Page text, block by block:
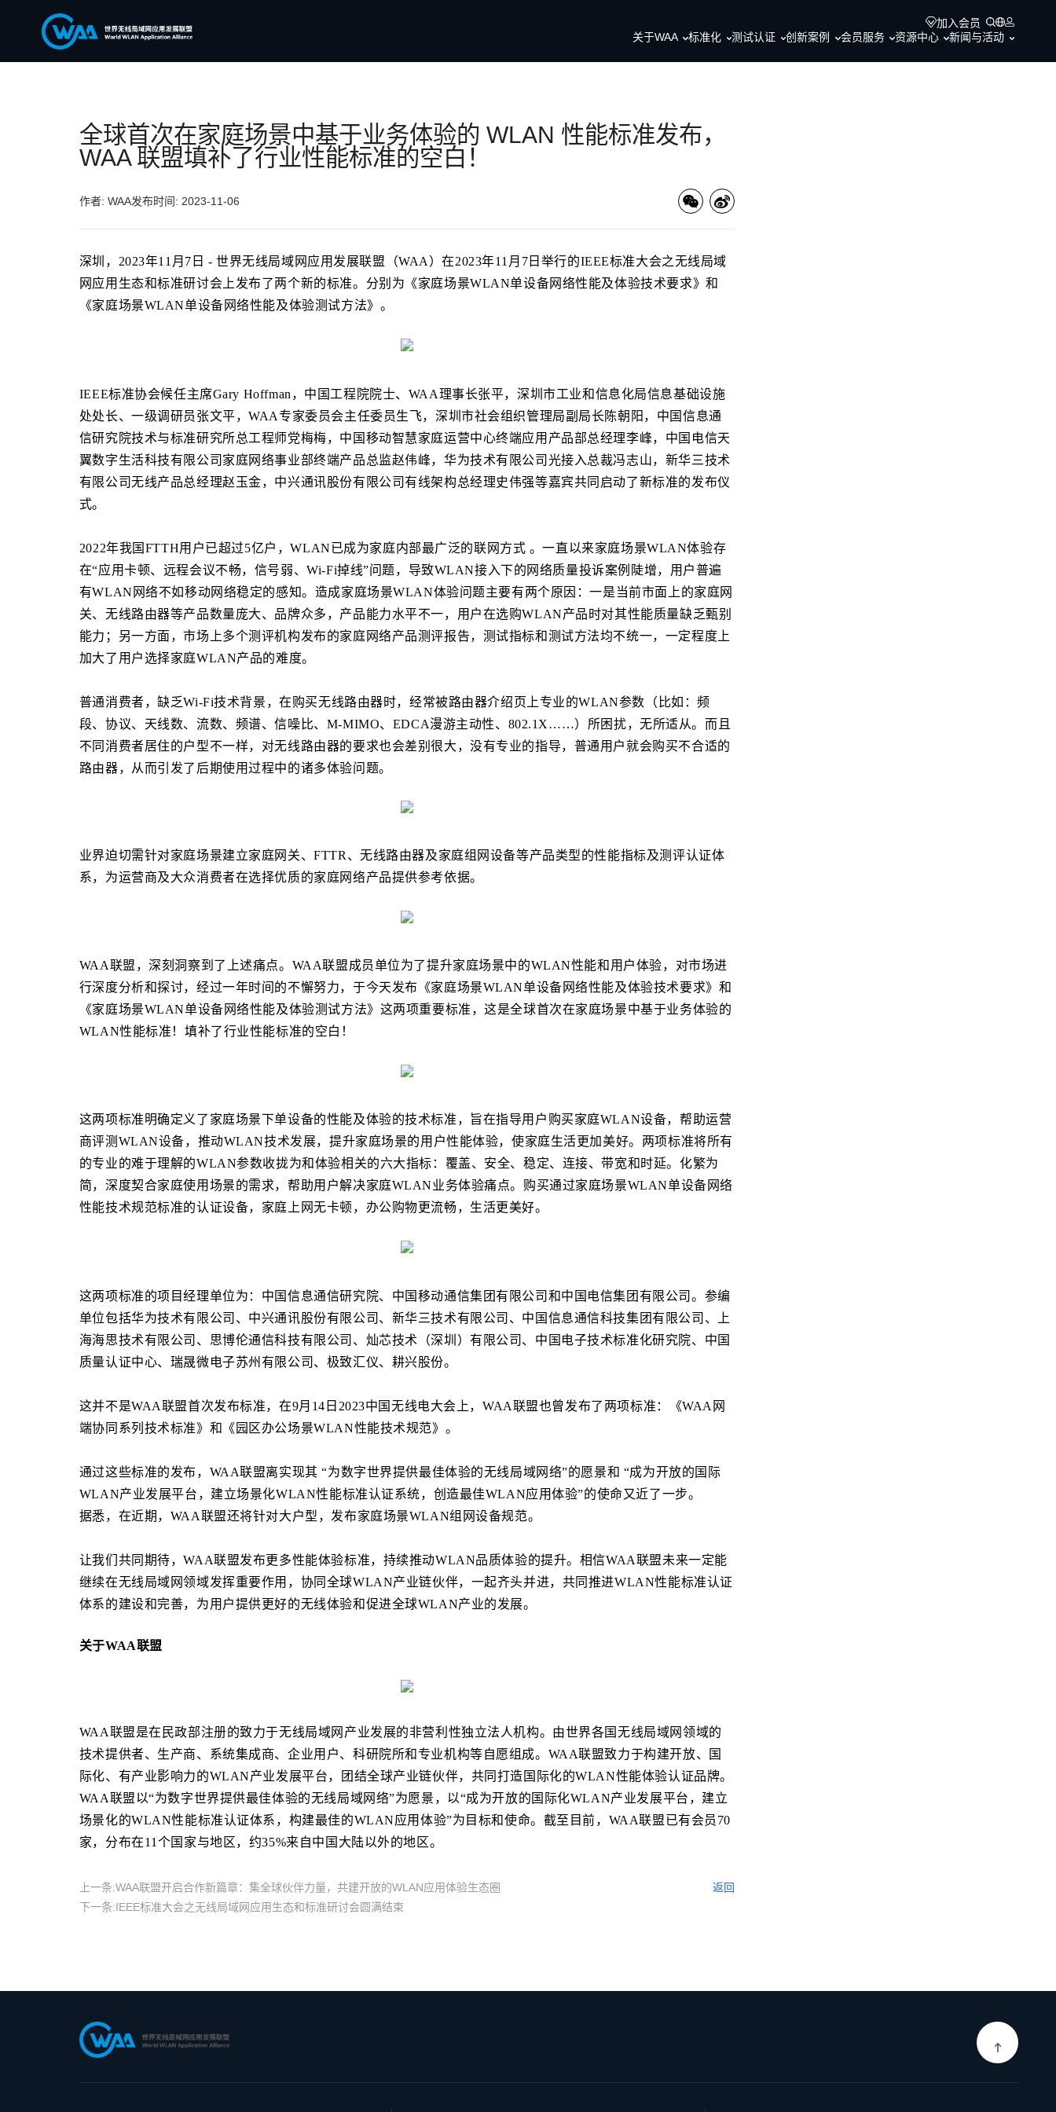
加入会员
关于WAA
标准化 测试认证 创新案例 会员服务 资源中心 新闻与活动
全球首次在家庭场景中基于业务体验的 WLAN 性能标准发布，
WAA 联盟填补了行业性能标准的空白！
作者: WAA发布时间: 2023-11-06
深圳，2023年11月7日 - 世界无线局域网应用发展联盟（WAA）在2023年11月7日举行的IEEE标准大会之无线局域
网应用生态和标准研讨会上发布了两个新的标准。分别为《家庭场景WLAN单设备网络性能及体验技术要求》和
《家庭场景WLAN单设备网络性能及体验测试方法》。
IEEE标准协会候任主席Gary Hoffman，中国工程院院士、WAA理事长张平，深圳市工业和信息化局信息基础设施
处处长、一级调研员张文平，WAA专家委员会主任委员生飞，深圳市社会组织管理局副局长陈朝阳，中国信息通
信研究院技术与标准研究所总工程师党梅梅，中国移动智慧家庭运营中心终端应用产品部总经理李峰，中国电信天
翼数字生活科技有限公司家庭网络事业部终端产品总监赵伟峰，华为技术有限公司光接入总裁冯志山，新华三技术
有限公司无线产品总经理赵玉金，中兴通讯股份有限公司有线架构总经理史伟强等嘉宾共同启动了新标准的发布仪
式。
2022年我国FTTH用户已超过5亿户，WLAN已成为家庭内部最广泛的联网方式 。一直以来家庭场景WLAN体验存
在“应用卡顿、远程会议不畅，信号弱、Wi-Fi掉线”问题，导致WLAN接入下的网络质量投诉案例陡增，用户普遍
有WLAN网络不如移动网络稳定的感知。造成家庭场景WLAN体验问题主要有两个原因：一是当前市面上的家庭网
关、无线路由器等产品数量庞大、品牌众多，产品能力水平不一，用户在选购WLAN产品时对其性能质量缺乏甄别
能力；另一方面，市场上多个测评机构发布的家庭网络产品测评报告，测试指标和测试方法均不统一，一定程度上
加大了用户选择家庭WLAN产品的难度。
普通消费者，缺乏Wi-Fi技术背景，在购买无线路由器时，经常被路由器介绍页上专业的WLAN参数（比如：频
段、协议、天线数、流数、频谱、信噪比、M-MIMO、EDCA漫游主动性、802.1X……）所困扰，无所适从。而且
不同消费者居住的户型不一样，对无线路由器的要求也会差别很大，没有专业的指导，普通用户就会购买不合适的
路由器，从而引发了后期使用过程中的诸多体验问题。
业界迫切需针对家庭场景建立家庭网关、FTTR、无线路由器及家庭组网设备等产品类型的性能指标及测评认证体
系，为运营商及大众消费者在选择优质的家庭网络产品提供参考依据。
WAA联盟，深刻洞察到了上述痛点。WAA联盟成员单位为了提升家庭场景中的WLAN性能和用户体验，对市场进
行深度分析和探讨，经过一年时间的不懈努力，于今天发布《家庭场景WLAN单设备网络性能及体验技术要求》和
《家庭场景WLAN单设备网络性能及体验测试方法》这两项重要标准，这是全球首次在家庭场景中基于业务体验的
WLAN性能标准！填补了行业性能标准的空白！
这两项标准明确定义了家庭场景下单设备的性能及体验的技术标准，旨在指导用户购买家庭WLAN设备，帮助运营
商评测WLAN设备，推动WLAN技术发展，提升家庭场景的用户性能体验，使家庭生活更加美好。两项标准将所有
的专业的难于理解的WLAN参数收拢为和体验相关的六大指标：覆盖、安全、稳定、连接、带宽和时延。化繁为
简，深度契合家庭使用场景的需求，帮助用户解决家庭WLAN业务体验痛点。购买通过家庭场景WLAN单设备网络
性能技术规范标准的认证设备，家庭上网无卡顿，办公购物更流畅，生活更美好。
这两项标准的项目经理单位为：中国信息通信研究院、中国移动通信集团有限公司和中国电信集团有限公司。参编
单位包括华为技术有限公司、中兴通讯股份有限公司、新华三技术有限公司、中国信息通信科技集团有限公司、上
海海思技术有限公司、思博伦通信科技有限公司、灿芯技术（深圳）有限公司、中国电子技术标准化研究院、中国
质量认证中心、瑞晟微电子苏州有限公司、极致汇仪、耕兴股份。
这并不是WAA联盟首次发布标准，在9月14日2023中国无线电大会上，WAA联盟也曾发布了两项标准：《WAA网
端协同系列技术标准》和《园区办公场景WLAN性能技术规范》。
通过这些标准的发布，WAA联盟离实现其 “为数字世界提供最佳体验的无线局域网络”的愿景和 “成为开放的国际
WLAN产业发展平台，建立场景化WLAN性能标准认证系统，创造最佳WLAN应用体验”的使命又近了一步。
据悉，在近期，WAA联盟还将针对大户型，发布家庭场景WLAN组网设备规范。
让我们共同期待，WAA联盟发布更多性能体验标准，持续推动WLAN品质体验的提升。相信WAA联盟未来一定能
继续在无线局域网领域发挥重要作用，协同全球WLAN产业链伙伴，一起齐头并进，共同推进WLAN性能标准认证
体系的建设和完善，为用户提供更好的无线体验和促进全球WLAN产业的发展。
关于WAA联盟
WAA联盟是在民政部注册的致力于无线局域网产业发展的非营利性独立法人机构。由世界各国无线局域网领域的
技术提供者、生产商、系统集成商、企业用户、科研院所和专业机构等自愿组成。WAA联盟致力于构建开放、国
际化、有产业影响力的WLAN产业发展平台，团结全球产业链伙伴，共同打造国际化的WLAN性能体验认证品牌。
WAA联盟以“为数字世界提供最佳体验的无线局域网络”为愿景，以“成为开放的国际化WLAN产业发展平台，建立
场景化的WLAN性能标准认证体系，构建最佳的WLAN应用体验”为目标和使命。截至目前，WAA联盟已有会员70
家，分布在11个国家与地区，约35%来自中国大陆以外的地区。
上一条:WAA联盟开启合作新篇章：集全球伙伴力量，共建开放的WLAN应用体验生态圈
下一条:IEEE标准大会之无线局域网应用生态和标准研讨会圆满结束
返回